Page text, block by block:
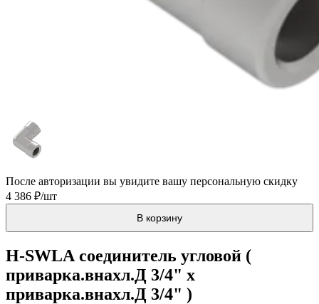
После авторизации вы увидите вашу персональную скидку
4 386 ₽/шт
В корзину
H-SWLA соединитель угловой (
приварка.внахл.Д 3/4" x
приварка.внахл.Д 3/4" )